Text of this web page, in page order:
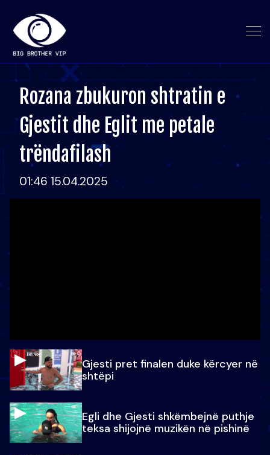
Rozana zbukuron shtratin e
Gjestit dhe Eglit me petale
trëndafilash
01:46 15.04.2025
Gjesti pret finalen duke kërcyer në
shtëpi
Egli dhe Gjesti shkëmbejnë puthje
teksa shijojnë muzikën në pishinë